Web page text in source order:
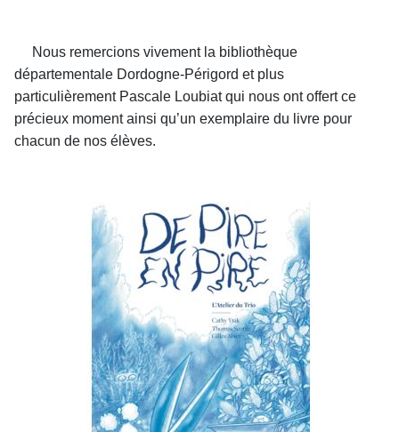
Nous remercions vivement la bibliothèque
départementale Dordogne-Périgord et plus
particulièrement Pascale Loubiat qui nous ont offert ce
précieux moment ainsi qu’un exemplaire du livre pour
chacun de nos élèves.